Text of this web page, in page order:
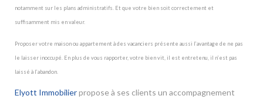
notamment sur les plans administratifs. Et que votre bien soit correctement et
suffisamment mis en valeur.
Proposer votre maison ou appartement à des vacanciers présente aussi l’avantage de ne pas
le laisser inoccupé. En plus de vous rapporter, votre bien vit, il est entretenu, il n’est pas
laissé à l’abandon.
Elyott Immobilierpropose à ses clients un accompagnement